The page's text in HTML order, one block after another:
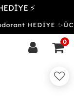
⚡
HEDİYE
0